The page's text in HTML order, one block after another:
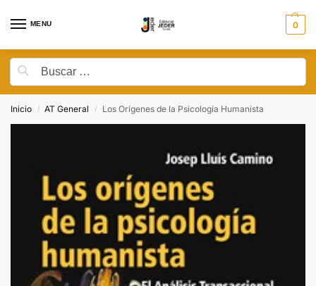
MENU 0
Inicio / AT General / Los Orígenes de la Psicología Humanista